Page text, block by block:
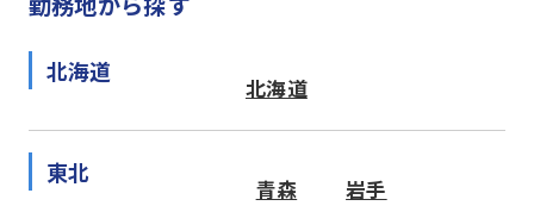
北海道
北海道
東北
青森 岩手